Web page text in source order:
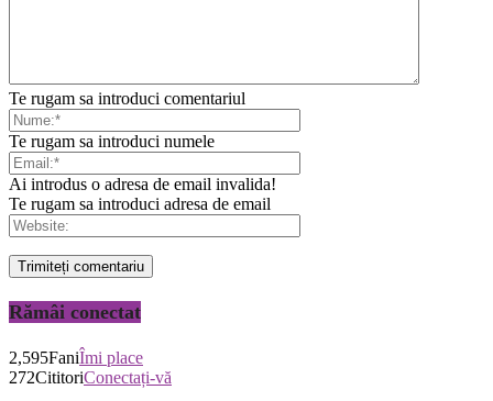
Te rugam sa introduci comentariul
Te rugam sa introduci numele
Ai introdus o adresa de email invalida!
Te rugam sa introduci adresa de email
Rămâi conectat
2,595FaniÎmi place
272CititoriConectați-vă